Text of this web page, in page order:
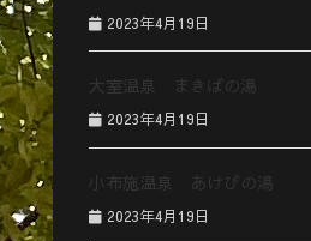
2023年4月19日
大室温泉 まきばの湯
2023年4月19日
小布施温泉 あけびの湯
2023年4月19日